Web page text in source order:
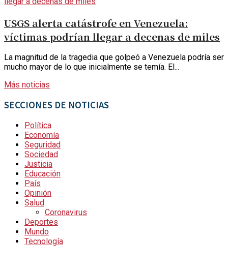
USGS alerta catástrofe en Venezuela:
víctimas podrían llegar a decenas de miles
La magnitud de la tragedia que golpeó a Venezuela podría ser
mucho mayor de lo que inicialmente se temía. El...
Más noticias
SECCIONES DE NOTICIAS
Política
Economía
Seguridad
Sociedad
Justicia
Educación
País
Opinión
Salud
Coronavirus
Deportes
Mundo
Tecnología